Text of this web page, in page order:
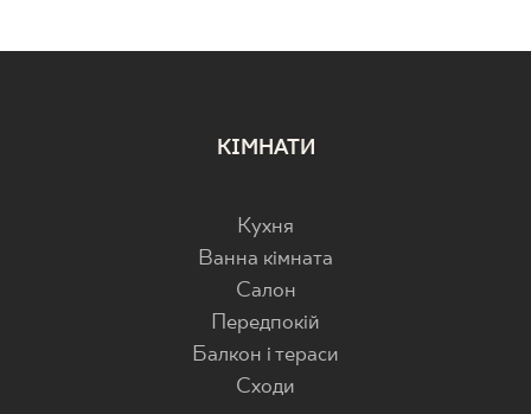
КІМНАТИ
Кухня
Ванна кімната
Салон
Передпокій
Балкон і тераси
Cходи